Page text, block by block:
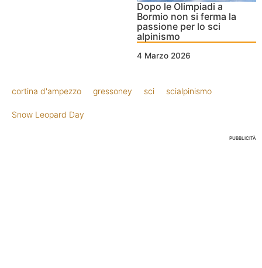
Dopo le Olimpiadi a
Bormio non si ferma la
passione per lo sci
alpinismo
4 Marzo 2026
cortina d'ampezzo gressoney sci scialpinismo
Snow Leopard Day
PUBBLICITÀ